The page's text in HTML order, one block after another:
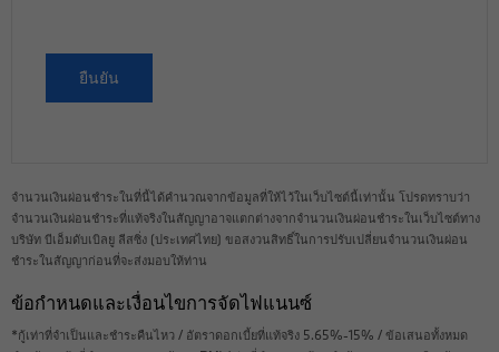
ยืนยัน
จำนวนเงินผ่อนชำระในที่นี้ได้คำนวณจากข้อมูลที่ให้ไว้ในเว็บไซต์นี้เท่านั้น โปรดทราบว่า
จำนวนเงินผ่อนชำระที่แท้จริงในสัญญาอาจแตกต่างจากจำนวนเงินผ่อนชำระในเว็บไซต์ทาง
บริษัท บีเอ็มดับเบิลยู ลีสซิ่ง (ประเทศไทย) ขอสงวนสิทธิ์ในการปรับเปลี่ยนจำนวนเงินผ่อน
ชำระในสัญญาก่อนที่จะส่งมอบให้ท่าน
ข้อกำหนดและเงื่อนไขการจัดไฟแนนซ์
*กู้เท่าที่จำเป็นและชำระคืนไหว / อัตราดอกเบี้ยที่แท้จริง 5.65%-15% / ข้อเสนอทั้งหมด